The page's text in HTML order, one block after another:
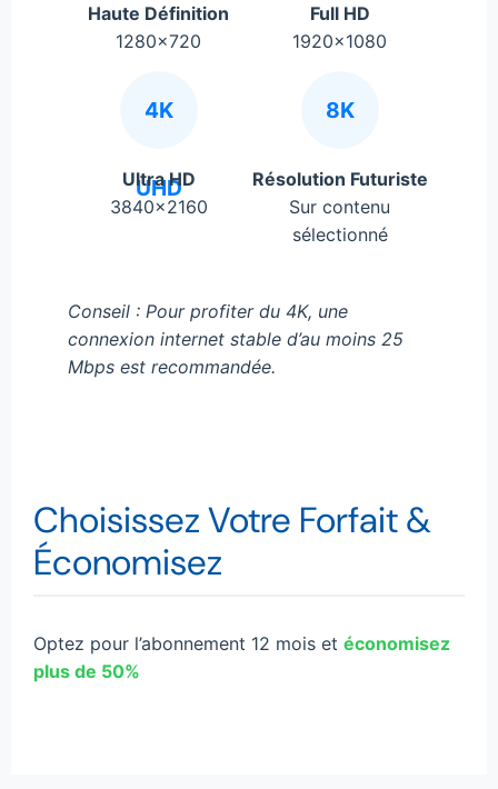
Haute Définition
1280×720
Full HD
1920×1080
4K
UHD
Ultra HD
3840×2160
8K
Résolution Futuriste
Sur contenu
sélectionné
Conseil : Pour profiter du 4K, une
connexion internet stable d’au moins 25
Mbps est recommandée.
Choisissez Votre Forfait &
Économisez
Optez pour l’abonnement 12 mois et économisez
plus de 50%